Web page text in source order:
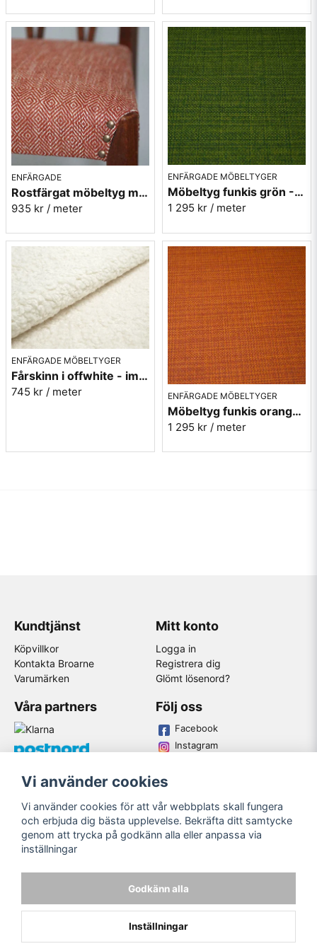
ENFÄRGADE
Rostfärgat möbeltyg med gåsögon - Magdalena nr.31
935 kr / meter
ENFÄRGADE MÖBELTYGER
Möbeltyg funkis grön - Grass - Funk nr.9719
1 295 kr / meter
ENFÄRGADE MÖBELTYGER
Fårskinn i offwhite - imitation - Gute 102
745 kr / meter ENFÄRGADE MÖBELTYGER
Möbeltyg funkis orange - Rost - Funk nr.9314
1 295 kr / meter
Kundtjänst
Köpvillkor
Kontakta Broarne
Varumärken
Mitt konto
Logga in
Registrera dig
Glömt lösenord?
Våra partners Följ oss
Facebook
Instagram
© Copyright
Vi använder cookies
Vi använder cookies för att vår webbplats skall fungera
och erbjuda dig bästa upplevelse. Bekräfta ditt samtycke
genom att trycka på godkänn alla eller anpassa via
inställningar
Godkänn alla
Inställningar